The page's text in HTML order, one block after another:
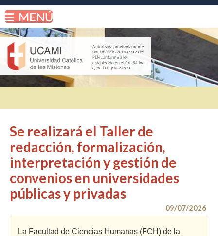
Se realizará el Taller de
redacción, formalización,
interpretación y gestión de
convenios en universidades
públicas y privadas
09/07/2026
La Facultad de Ciencias Humanas (FCH) de la